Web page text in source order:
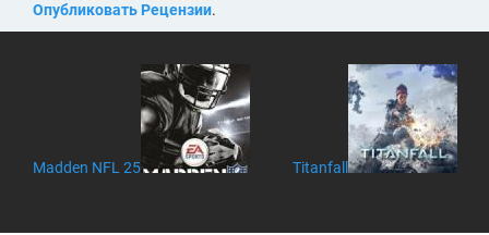
Опубликовать Рецензии.
Madden NFL 25 Titanfall